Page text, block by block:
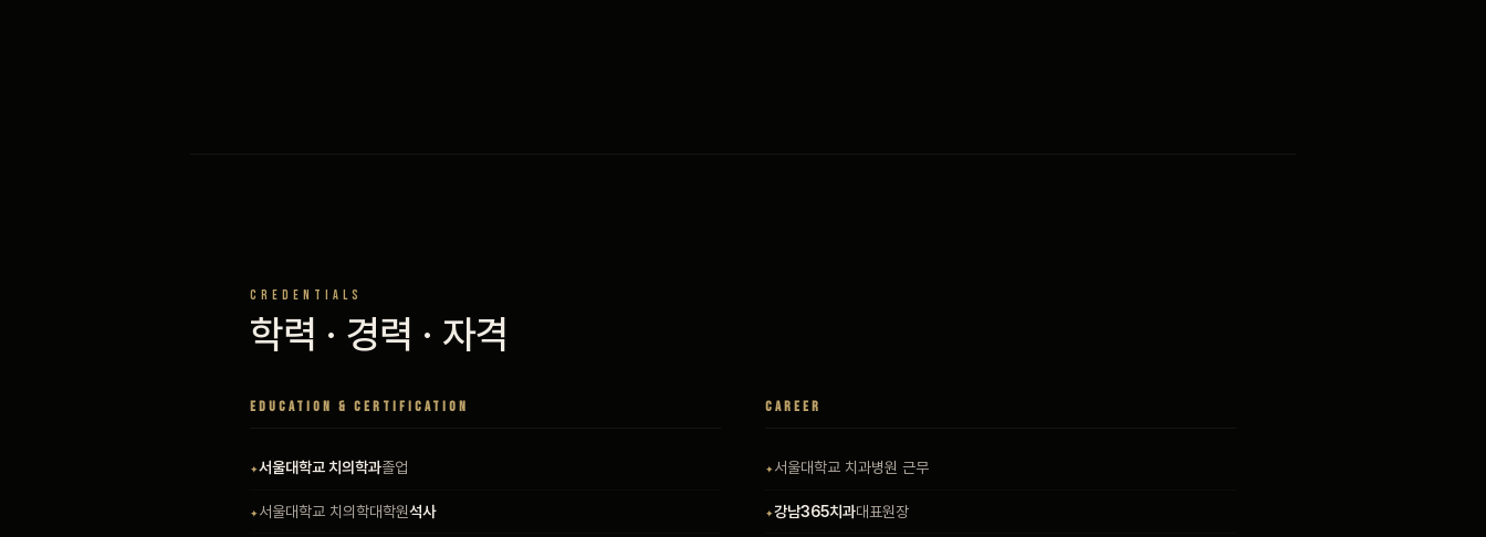
CREDENTIALS
학력 · 경력 · 자격
EDUCATION & CERTIFICATION
서울대학교 치의학과졸업
서울대학교 치의학대학원석사
CAREER
서울대학교 치과병원 근무
강남365치과대표원장